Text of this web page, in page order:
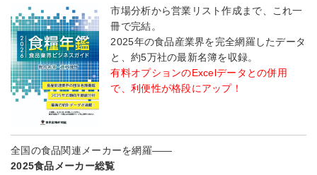
市場分析から営業リスト作成まで、これ一
冊で完結。
2025年の食品産業界を完全網羅したデータ
と、約5万社の最新名簿を収録。
有料オプションのExcelデータとの併用
で、利便性が格段にアップ！
全国の食品関連メーカーを網羅――
2025食品メーカー総覧